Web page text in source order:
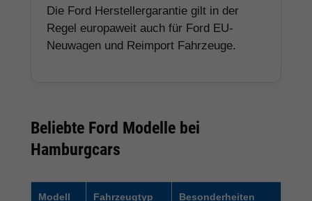
Die Ford Herstellergarantie gilt in der
Regel europaweit auch für Ford EU-
Neuwagen und Reimport Fahrzeuge.
Beliebte Ford Modelle bei
Hamburgcars
Modell Fahrzeugtyp Besonderheiten